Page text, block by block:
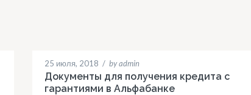
25 июля, 2018 / by admin
Документы для получения кредита с
гарантиями в Альфабанке